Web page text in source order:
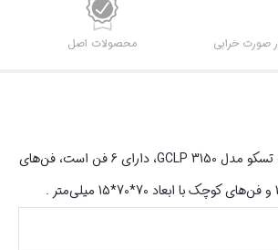
محصولات اصل
پایه نگهدارنده لپ تاپ تسکو مدل GCLP 3150، دارای 6 فن است، فن‌های